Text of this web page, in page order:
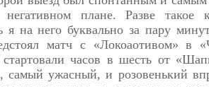
плане. Разве такое
я на него буквально за пару
матч с «Локоаотивом» в
стартовали часов в шесть от
самый ужасный, и розовенький